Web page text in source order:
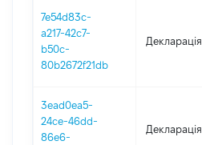
7e54d83c-
a217-42c7-
b50c-
80b2672f21db
Декларація
3ead0ea5-
24ce-46dd-
86e6-
Декларація